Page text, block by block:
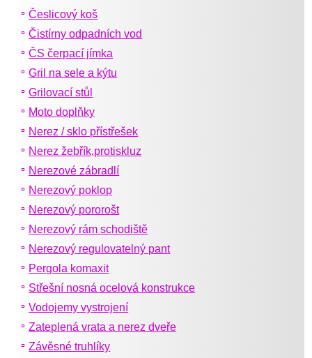
Česlicový koš
Čistírny odpadních vod
ČS čerpací jímka
Gril na sele a kýtu
Grilovací stůl
Moto doplňky
Nerez / sklo přístřešek
Nerez žebřík,protiskluz
Nerezové zábradlí
Nerezový poklop
Nerezový pororošt
Nerezový rám schodiště
Nerezový regulovatelný pant
Pergola komaxit
Střešní nosná ocelová konstrukce
Vodojemy vystrojení
Zateplená vrata a nerez dveře
Závěsné truhlíky